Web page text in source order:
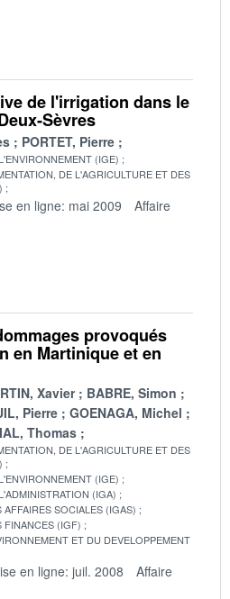
de l'irrigation dans le
Sèvres
PORTET, Pierre
(IGE)
DE L'AGRICULTURE ET DES
en ligne: mai 2009
Affaire
provoqués
en Martinique et en
Xavier
BABRE, Simon
Pierre
GOENAGA, Michel
Thomas
DE L'AGRICULTURE ET DES
(IGE)
(IGA)
SOCIALES (IGAS)
FINANCES (IGF)
ET DU DEVELOPPEMENT
en ligne: juil. 2008
Affaire